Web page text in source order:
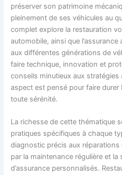
préserver son patrimoine
pleinement de ses véhicules au
complet explore la restauration
automobile, ainsi que
aux différentes générations de
faire technique, innovation et
conseils minutieux aux stratégies
aspect est pensé pour faire durer
toute sérénité.
La richesse de cette thématique
pratiques spécifiques à chaque
diagnostic précis aux
par la maintenance régulière et
d’assurance personnalisés.